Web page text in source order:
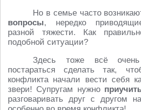
Но в семье часто
вопросы, нередко
разной тяжести. Как
подобной ситуации?
Здесь тоже всё
постараться сделать так,
конфликта начали вести себя
звери! Супругам нужно
разговаривать друг с другом